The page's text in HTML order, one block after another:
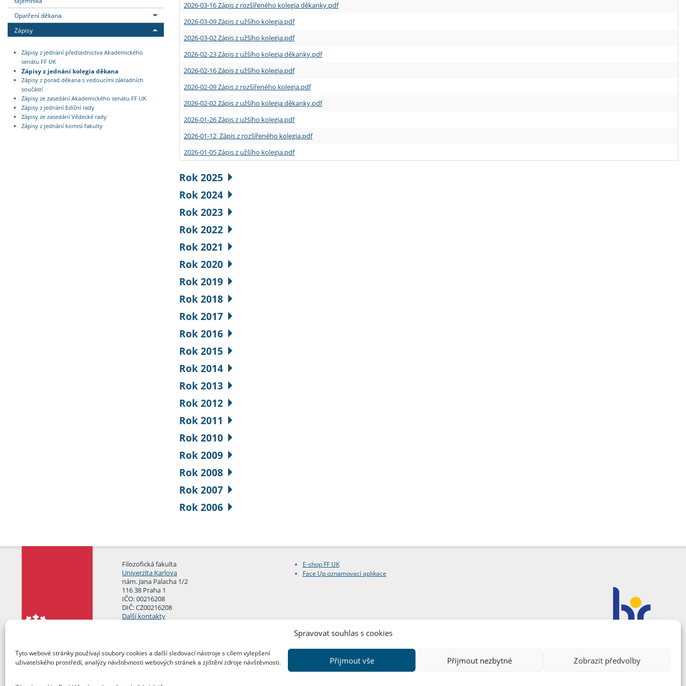
Spravovat souhlas s cookies
Tyto webové stránky používají soubory cookies a další sledovací nástroje s cílem vylepšení
uživatelského prostředí, analýzy návštěvnosti webových stránek a zjištění zdroje návštěvnosti.
Přijmout vše Přijmout nezbytné Zobrazit předvolby
Opatření děkana
Zápisy
Zápisy z jednání předsednictva Akademického
senátu FF UK
Zápisy z jednání kolegia děkana
Zápisy z porad děkana s vedoucími základních
součástí
Zápisy ze zasedání Akademického senátu FF UK
Zápisy z jednání Ediční rady
Zápisy ze zasedání Vědecké rady
Zápisy z jednání komisí fakulty
2026-03-16 Zápis z rozšířeného kolegia děkanky.pdf
2026-03-09 Zápis z užšího kolegia.pdf
2026-03-02 Zápis z užšího kolegia.pdf
2026-02-23 Zápis z užšího kolegia děkanky.pdf
2026-02-16 Zápis z užšího kolegia.pdf
2026-02-09 Zápis z rozšířeného kolegia.pdf
2026-02-02 Zápis z užšího kolegia děkanky.pdf
2026-01-26 Zápis z užšího kolegia.pdf
2026-01-12 Zápis z rozšířeného kolegia.pdf
2026-01-05 Zápis z užšího kolegia.pdf
Rok 2025
Rok 2024
Rok 2023
Rok 2022
Rok 2021
Rok 2020
Rok 2019
Rok 2018
Rok 2017
Rok 2016
Rok 2015
Rok 2014
Rok 2013
Rok 2012
Rok 2011
Rok 2010
Rok 2009
Rok 2008
Rok 2007
Rok 2006
Filozofická fakulta
Univerzita Karlova
nám. Jana Palacha 1/2
116 38 Praha 1
IČO: 00216208
DIČ: CZ00216208
Další kontakty
E-shop FF UK
Face Up oznamovací aplikace